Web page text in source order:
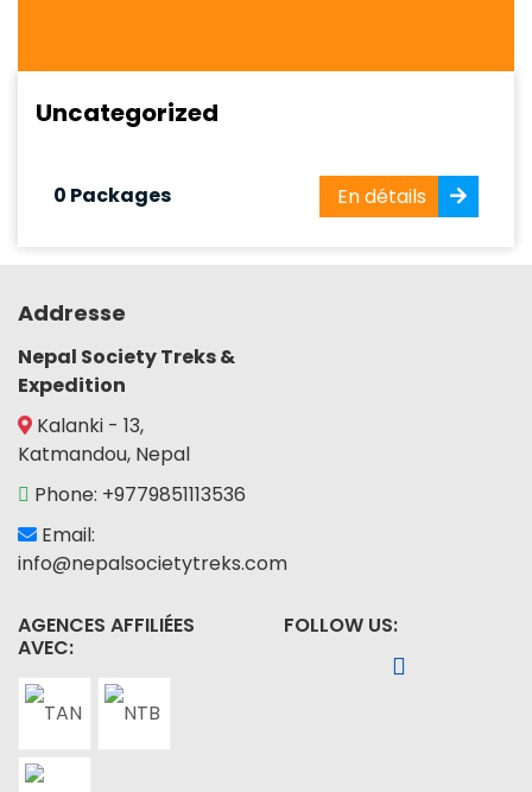
Uncategorized
0 Packages En détails
Addresse
Nepal Society Treks &
Expedition
Kalanki - 13,
Katmandou, Nepal
Phone: +9779851113536
Email:
info@nepalsocietytreks.com
AGENCES AFFILIÉES
AVEC:
FOLLOW US: